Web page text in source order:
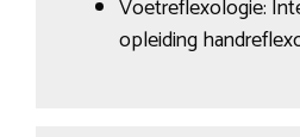
Voetreflexologie:
opleiding